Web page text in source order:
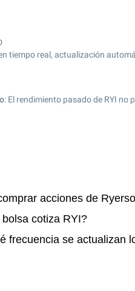
tiempo real, actualización
: El rendimiento pasado de RYI no
acciones de
cotiza RYI?
frecuencia se actualizan